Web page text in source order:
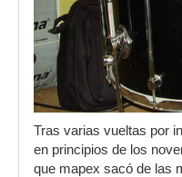
Tras varias vueltas por
en principios de los
que mapex sacó de las